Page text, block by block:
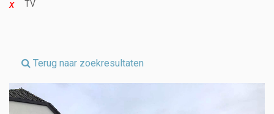
TV
Terug naar zoekresultaten